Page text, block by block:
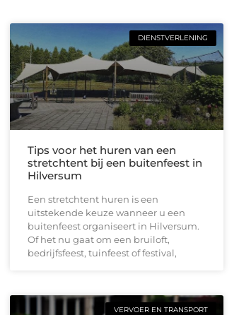
DIENSTVERLENING
Tips voor het huren van een
stretchtent bij een buitenfeest in
Hilversum
Een stretchtent huren is een
uitstekende keuze wanneer u een
buitenfeest organiseert in Hilversum.
Of het nu gaat om een bruiloft,
bedrijfsfeest, tuinfeest of festival,
VERVOER EN TRANSPORT